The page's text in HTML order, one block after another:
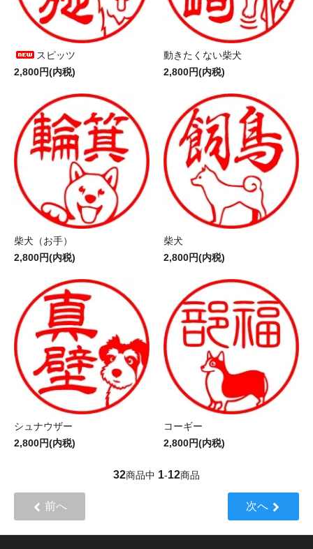
スピッツ
2,800円(内税)
動きたくない柴犬
2,800円(内税)
柴犬（お手）
2,800円(内税)
柴犬
2,800円(内税)
シュナウザー
2,800円(内税)
コーギー
2,800円(内税)
32商品中 1-12商品
前へ 次へ